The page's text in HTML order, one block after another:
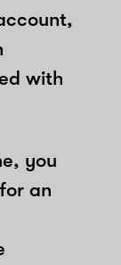
with
you
an